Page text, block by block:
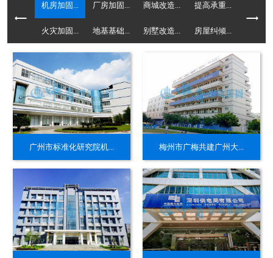
机房加固... 厂房加固... 商城改造... 提高承重...
火灾加固... 地基基础... 别墅改造... 房屋纠倾...
广州市标准化研究院机... 梅州市广梅共建广州大...